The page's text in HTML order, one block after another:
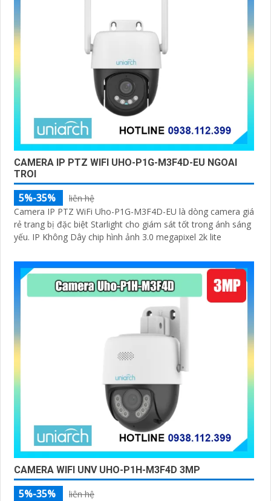
CAMERA IP PTZ WIFI UHO-P1G-M3F4D-EU NGOAI
TROI
5%-35%
liên hệ
Camera IP PTZ WiFi Uho-P1G-M3F4D-EU là dòng camera giá
rẻ trang bị đặc biệt Starlight cho giám sát tốt trong ánh sáng
yếu. IP Không Dây chip hình ảnh 3.0 megapixel 2k lite
CAMERA WIFI UNV UHO-P1H-M3F4D 3MP
5%-35%
liên hệ